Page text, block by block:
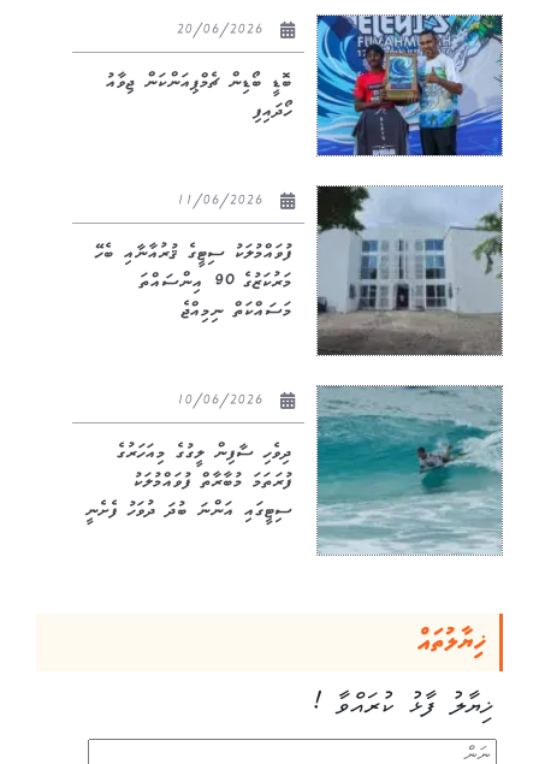
ބޮޑީ ބޯޑިން ޗެމްޕިއަންކަން ޖިވާއު
ހޯދައިފި
ފުވައްމުލަކު ސިޓީގެ ޤުރުއާނާއި ބެހޭ
މަރުކަޒުގެ 90 އިންސައްތަ
މަސައްކަތް ނިމިއްޖެ
ދިވެހި ސާފިން ލީގުގެ މިއަހަރުގެ
ފުރަތަމަ މުބާރާތް ފުވައްމުލަކު
ސިޓީގައި އަންނަ ބުދަ ދުވަހު ފެށެނީ
ޚިޔާލުތައް
ޚިޔާލު ފާޅު ކުރައްވާ !